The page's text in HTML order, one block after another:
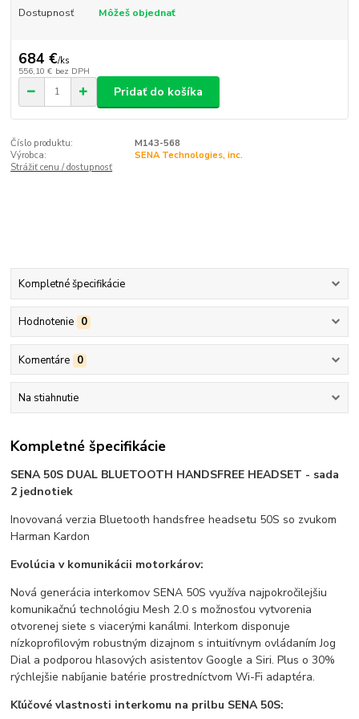
Dostupnosť Môžeš objednať
684 €/ks
556,10 € bez DPH
Pridať do košíka
Číslo produktu:
M143-568
Výrobca:
SENA Technologies, inc.
Strážiť cenu / dostupnosť
Kompletné špecifikácie
Hodnotenie 0
Komentáre 0
Na stiahnutie
Kompletné špecifikácie
SENA 50S DUAL BLUETOOTH HANDSFREE HEADSET - sada
2 jednotiek
Inovovaná verzia Bluetooth handsfree headsetu 50S so zvukom
Harman Kardon
Evolúcia v komunikácii motorkárov:
Nová generácia interkomov SENA 50S využíva najpokročilejšiu
komunikačnú technológiu Mesh 2.0 s možnosťou vytvorenia
otvorenej siete s viacerými kanálmi. Interkom disponuje
nízkoprofilovým robustným dizajnom s intuitívnym ovládaním Jog
Dial a podporou hlasových asistentov Google a Siri. Plus o 30%
rýchlejšie nabíjanie batérie prostredníctvom Wi-Fi adaptéra.
Kľúčové vlastnosti interkomu na prilbu SENA 50S: